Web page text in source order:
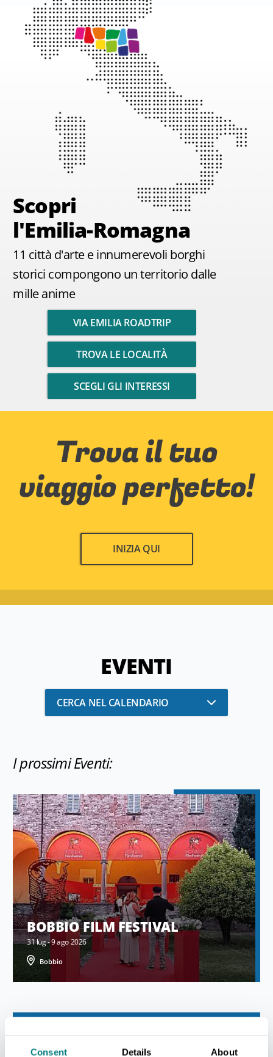
Consent Details About
Scopri
l'Emilia-Romagna
11 città d'arte e innumerevoli borghi
storici compongono un territorio dalle
mille anime
VIA EMILIA ROADTRIP
TROVA LE LOCALITÀ
SCEGLI GLI INTERESSI
Trova il tuo
viaggio perfetto!
INIZIA QUI
EVENTI
CERCA NEL CALENDARIO
I prossimi Eventi:
BOBBIO FILM FESTIVAL
31 lug - 9 ago 2026
Bobbio